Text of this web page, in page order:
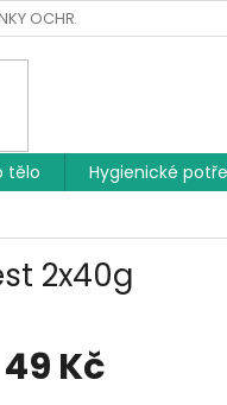
OCHRANY OSOBNÍCH
tělo Hygienické
2x40g
49 Kč